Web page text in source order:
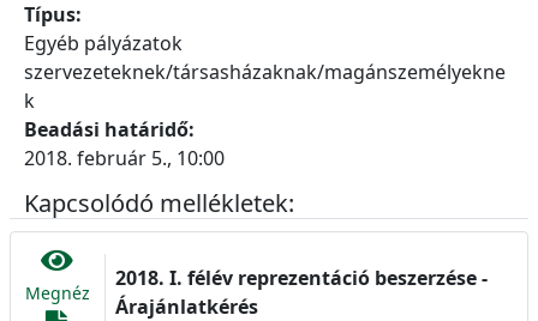
Típus:
Egyéb pályázatok
szervezeteknek/társasházaknak/magánszemélyekne
k
Beadási határidő:
2018. február 5., 10:00
Kapcsolódó mellékletek:
Megnéz
2018. I. félév reprezentáció beszerzése -
Árajánlatkérés